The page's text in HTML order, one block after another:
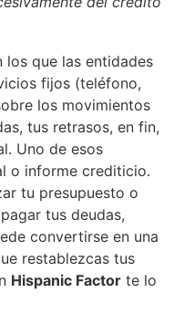
los que las entidades
fijos (teléfono,
los movimientos
tus retrasos, en fin,
Uno de esos
o informe crediticio.
tu presupuesto o
tus deudas,
convertirse en una
restablezcas tus
Hispanic Factor te lo